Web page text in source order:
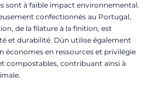
sont à faible impact environnemental.
confectionnés au Portugal,
de la filature à la finition, est
et durabilité. Dùn utilise également
économes en ressources et privilégie
compostables, contribuant ainsi à